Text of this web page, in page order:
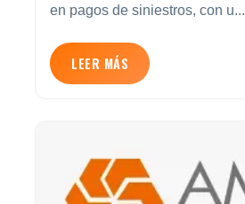
en pagos de siniestros, con u...
LEER MÁS